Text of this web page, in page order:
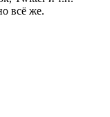
всё же.